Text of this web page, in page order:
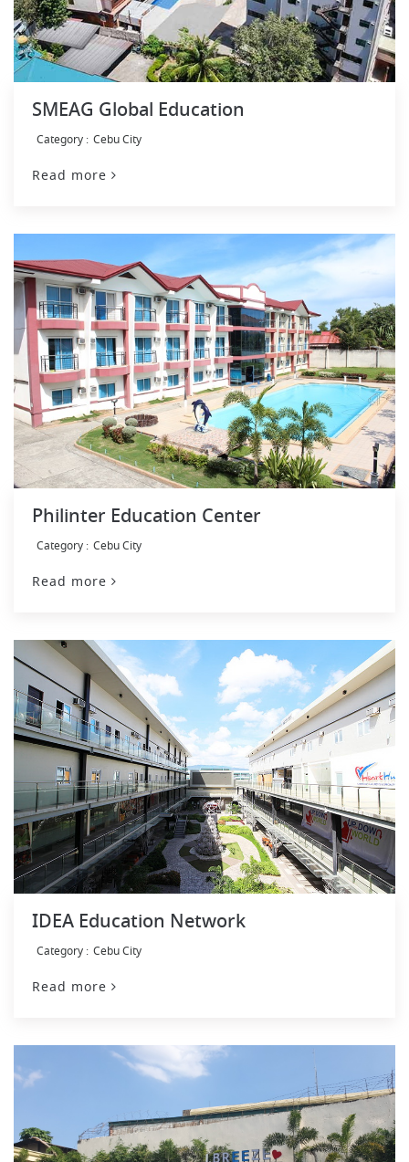
SMEAG Global Education
Cebu City
Read more
Philinter Education Center
Cebu City
Read more
IDEA Education Network
Cebu City
Read more